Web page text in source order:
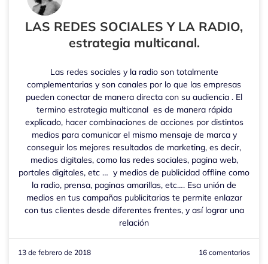
LAS REDES SOCIALES Y LA RADIO,
estrategia multicanal.
Las redes sociales y la radio son totalmente
complementarias y son canales por lo que las empresas
pueden conectar de manera directa con su audiencia . El
termino estrategia multicanal es de manera rápida
explicado, hacer combinaciones de acciones por distintos
medios para comunicar el mismo mensaje de marca y
conseguir los mejores resultados de marketing, es decir,
medios digitales, como las redes sociales, pagina web,
portales digitales, etc … y medios de publicidad offline como
la radio, prensa, paginas amarillas, etc…. Esa unión de
medios en tus campañas publicitarias te permite enlazar
con tus clientes desde diferentes frentes, y así lograr una
relación
13 de febrero de 2018 16 comentarios